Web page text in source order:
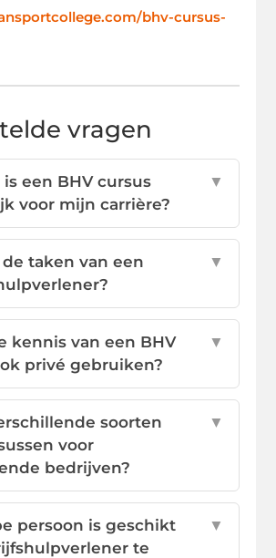
bhv-cursus-
vragen
is een BHV cursus
voor mijn carrière?
▼
taken van een
▼
kennis van een BHV
privé gebruiken?
▼
soorten
voor
bedrijven?
▼
persoon is geschikt
te
▼